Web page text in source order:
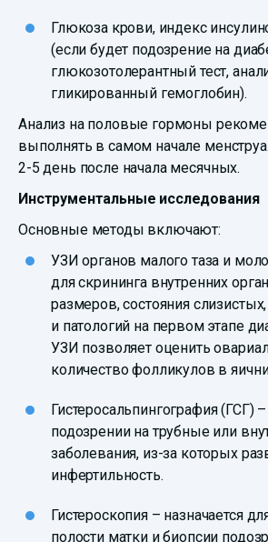
Глюкоза крови, индекс
(если будет подозрение на
глюкозотолерантный тест,
гликированный гемоглобин).
Анализ на половые гормоны
выполнять в самом начале
2-5 день после начала месячных.
Инструментальные исследования
Основные методы включают:
УЗИ органов малого таза и
для скрининга внутренних
размеров, состояния
и патологий на первом этапе
УЗИ позволяет оценить
количество фолликулов в
Гистеросальпингография (ГСГ)
подозрении на трубные или
заболевания, из-за которых
инфертильность.
Гистероскопия – назначается
полости матки и биопсии